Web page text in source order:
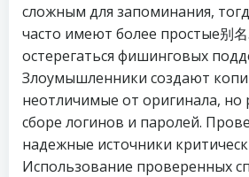
сложным для запоминания,
часто имеют более простые别
остерегаться фишинговых
Злоумышленники создают
неотличимые от оригинала,
сборе логинов и паролей.
надежные источники
Использование проверенных